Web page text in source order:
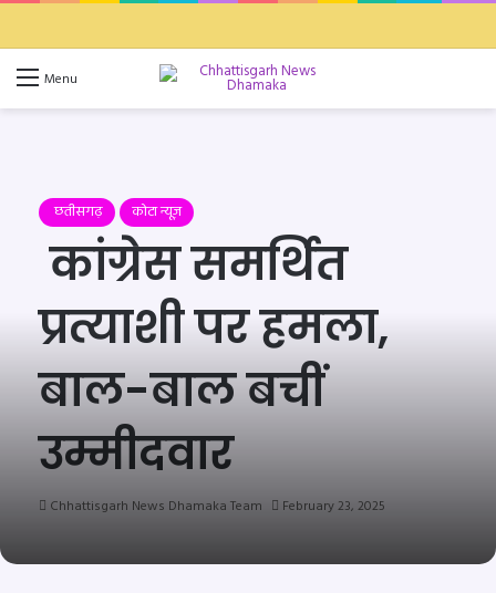
Menu
छतीसगढ़ कोटा न्यूज़
कांग्रेस समर्थित
प्रत्याशी पर हमला,
बाल-बाल बचीं
उम्मीदवार
Chhattisgarh News Dhamaka Team February 23, 2025